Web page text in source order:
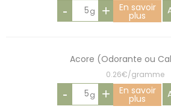
- + En savoir
plus
Acore (Odorante ou
0.26€/gramme
- + En savoir
plus